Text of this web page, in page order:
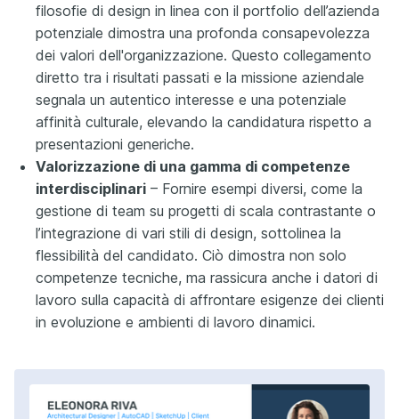
filosofie di design in linea con il portfolio dell’azienda
potenziale dimostra una profonda consapevolezza
dei valori dell'organizzazione. Questo collegamento
diretto tra i risultati passati e la missione aziendale
segnala un autentico interesse e una potenziale
affinità culturale, elevando la candidatura rispetto a
presentazioni generiche.
Valorizzazione di una gamma di competenze
interdisciplinari – Fornire esempi diversi, come la
gestione di team su progetti di scala contrastante o
l’integrazione di vari stili di design, sottolinea la
flessibilità del candidato. Ciò dimostra non solo
competenze tecniche, ma rassicura anche i datori di
lavoro sulla capacità di affrontare esigenze dei clienti
in evoluzione e ambienti di lavoro dinamici.